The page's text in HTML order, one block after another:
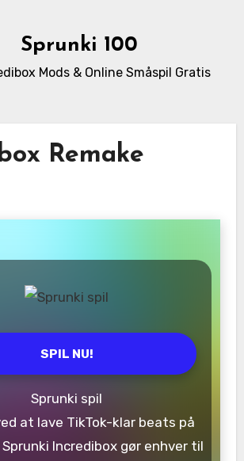
Sprunki 100
Mods & Online Småspil Gratis
Remake
SPIL NU!
Sprunki spil
at lave TikTok-klar beats på
Incredibox gør enhver til